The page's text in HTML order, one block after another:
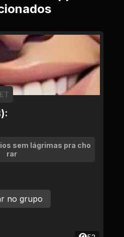
sem lágrimas pra cho
rar
no grupo